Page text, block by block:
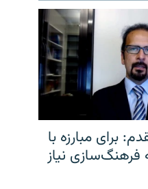
برای مبارزه با
فرهنگ‌سازی نیاز